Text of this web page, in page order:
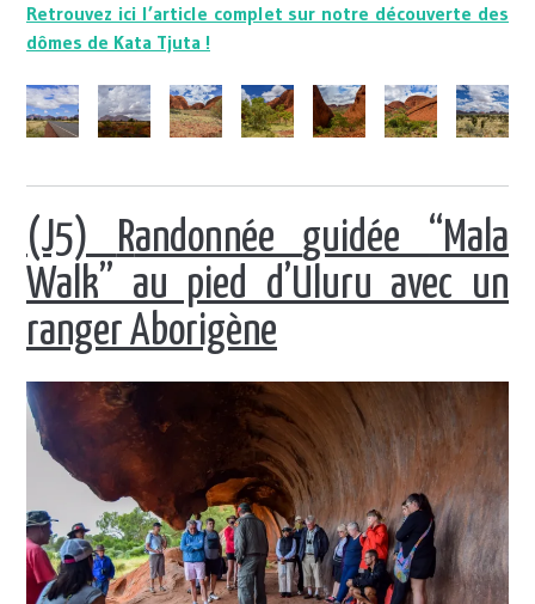
Retrouvez ici l’article complet sur notre découverte des
dômes de Kata Tjuta !
(J5) Randonnée guidée “Mala
Walk” au pied d’Uluru avec un
ranger Aborigène